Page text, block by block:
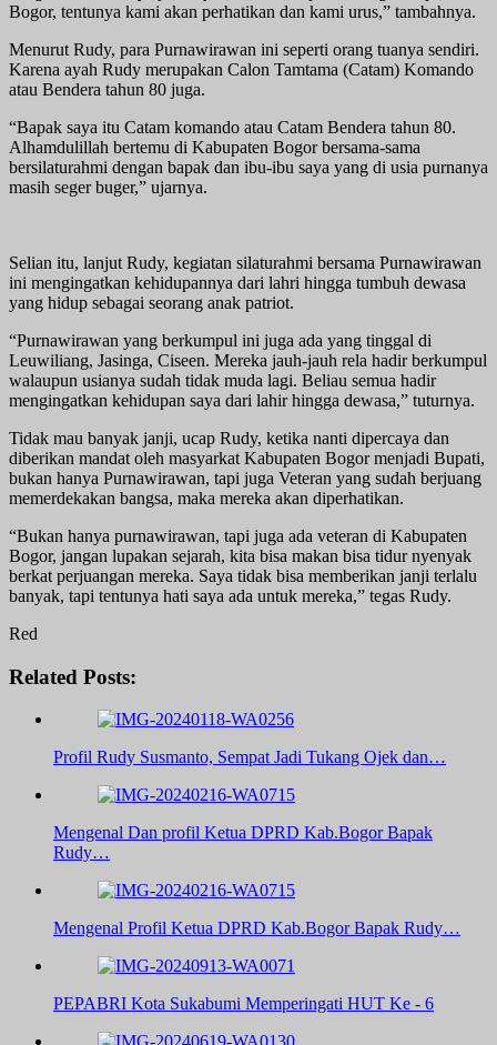
Bogor, tentunya kami akan perhatikan dan kami urus,” tambahnya.
Menurut Rudy, para Purnawirawan ini seperti orang tuanya sendiri.
Karena ayah Rudy merupakan Calon Tamtama (Catam) Komando
atau Bendera tahun 80 juga.
“Bapak saya itu Catam komando atau Catam Bendera tahun 80.
Alhamdulillah bertemu di Kabupaten Bogor bersama-sama
bersilaturahmi dengan bapak dan ibu-ibu saya yang di usia purnanya
masih seger buger,” ujarnya.
Selian itu, lanjut Rudy, kegiatan silaturahmi bersama Purnawirawan
ini mengingatkan kehidupannya dari lahri hingga tumbuh dewasa
yang hidup sebagai seorang anak patriot.
“Purnawirawan yang berkumpul ini juga ada yang tinggal di
Leuwiliang, Jasinga, Ciseen. Mereka jauh-jauh rela hadir berkumpul
walaupun usianya sudah tidak muda lagi. Beliau semua hadir
mengingatkan kehidupan saya dari lahir hingga dewasa,” tuturnya.
Tidak mau banyak janji, ucap Rudy, ketika nanti dipercaya dan
diberikan mandat oleh masyarkat Kabupaten Bogor menjadi Bupati,
bukan hanya Purnawirawan, tapi juga Veteran yang sudah berjuang
memerdekakan bangsa, maka mereka akan diperhatikan.
“Bukan hanya purnawirawan, tapi juga ada veteran di Kabupaten
Bogor, jangan lupakan sejarah, kita bisa makan bisa tidur nyenyak
berkat perjuangan mereka. Saya tidak bisa memberikan janji terlalu
banyak, tapi tentunya hati saya ada untuk mereka,” tegas Rudy.
Red
Related Posts:
Profil Rudy Susmanto, Sempat Jadi Tukang Ojek dan…
Mengenal Dan profil Ketua DPRD Kab.Bogor Bapak
Rudy…
Mengenal Profil Ketua DPRD Kab.Bogor Bapak Rudy…
PEPABRI Kota Sukabumi Memperingati HUT Ke - 6